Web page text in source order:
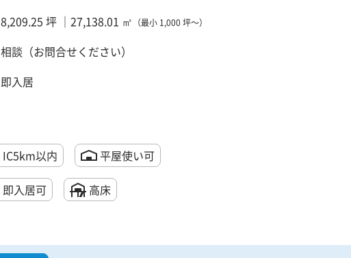
8,209.25 坪 ｜27,138.01 ㎡ （最小 1,000 坪～）
相談（お問合せください）
即入居
IC5km以内 平屋使い可
即入居可 高床